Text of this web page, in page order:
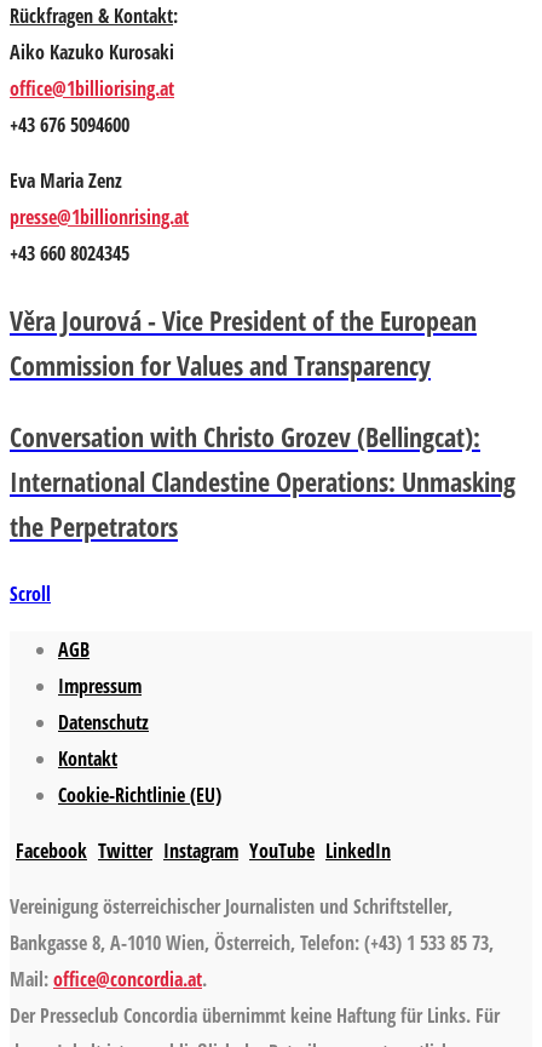
Rückfragen & Kontakt:
Aiko Kazuko Kurosaki
office@1billiorising.at
+43 676 5094600
Eva Maria Zenz
presse@1billionrising.at
+43 660 8024345
Věra Jourová - Vice President of the European
Commission for Values and Transparency
Conversation with Christo Grozev (Bellingcat):
International Clandestine Operations: Unmasking
the Perpetrators
Scroll
AGB
Impressum
Datenschutz
Kontakt
Cookie-Richtlinie (EU)
Facebook Twitter Instagram YouTube LinkedIn
Vereinigung österreichischer Journalisten und Schriftsteller,
Bankgasse 8, A-1010 Wien, Österreich, Telefon: (+43) 1 533 85 73,
Mail:office@concordia.at.
Der Presseclub Concordia übernimmt keine Haftung für Links. Für